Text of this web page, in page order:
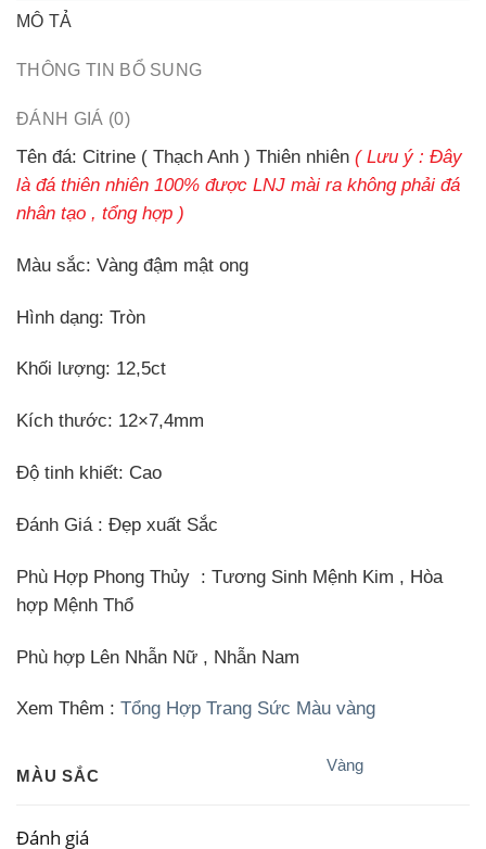
MÔ TẢ
THÔNG TIN BỔ SUNG
ĐÁNH GIÁ (0)
Tên đá: Citrine ( Thạch Anh ) Thiên nhiên ( Lưu ý : Đây
là đá thiên nhiên 100% được LNJ mài ra không phải đá
nhân tạo , tổng hợp )
Màu sắc: Vàng đậm mật ong
Hình dạng: Tròn
Khối lượng: 12,5ct
Kích thước: 12×7,4mm
Độ tinh khiết: Cao
Đánh Giá: Đẹp xuất Sắc
Phù Hợp Phong Thủy : Tương Sinh Mệnh Kim , Hòa
hợp Mệnh Thổ
Phù hợp Lên Nhẫn Nữ , Nhẫn Nam
Xem Thêm : Tổng Hợp Trang Sức Màu vàng
MÀU SẮC
Vàng
Đánh giá